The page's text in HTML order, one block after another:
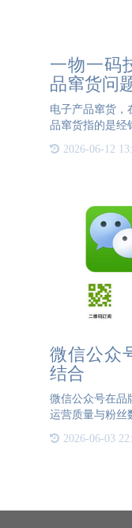
一物一码
品窜货问
电子产品窜货，
品窜货指的是经
品跨越指定销售
业和消费者都
2026-06-12
微信公众
结合
微信公众号在品
运营质量与粉丝
多粉丝成为品牌
传统的线下促销
2026-06-03